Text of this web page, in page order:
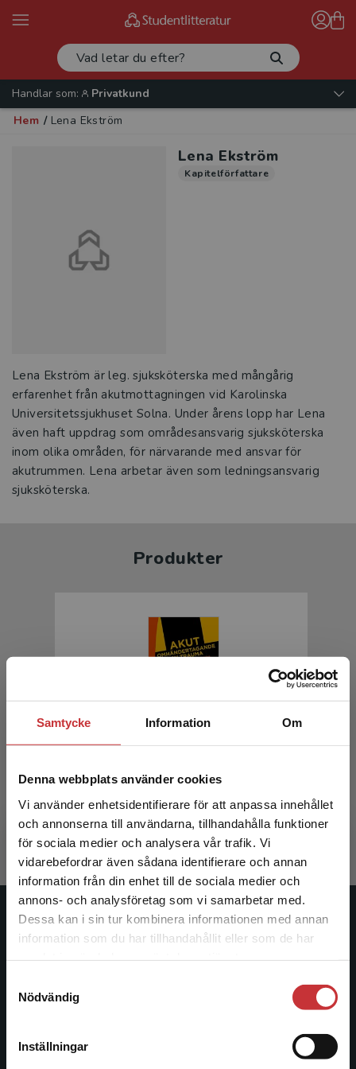
Samtycke Information Om
Denna webbplats använder cookies
Vi använder enhetsidentifierare för att anpassa innehållet
och annonserna till användarna, tillhandahålla funktioner
för sociala medier och analysera vår trafik. Vi
vidarebefordrar även sådana identifierare och annan
information från din enhet till de sociala medier och
annons- och analysföretag som vi samarbetar med.
Dessa kan i sin tur kombinera informationen med annan
information som du har tillhandahållit eller som de har
Nödvändig
Inställningar
Begränsad fraktregion
Det verkar som att du besöker
studentlitteratur.se via en enhet utanför Sverige.
Vi erbjuder inte leveranser utanför Sverige. För
att kunna slutföra ett köp måste
Handlar som:
Privatkund
Hem / Lena Ekström
Lena Ekström
Kapitelförfattare
Lena Ekström är leg. sjuksköterska med mångårig
erfarenhet från akutmottagningen vid Karolinska
Universitetssjukhuset Solna. Under årens lopp har Lena
även haft uppdrag som områdesansvarig sjuksköterska
inom olika områden, för närvarande med ansvar för
akutrummen. Lena arbetar även som ledningsansvarig
sjuksköterska.
Produkter
Akut omhändertagande av trauma
Elmqvist, C - Almerud Österberg, S (red.)
285 krinkl. moms
Exkl. moms: 269 kr
Studentlitteratur
Studentlitteratur grundades 1963 och är idag Sveriges
ledande utbildningsförlag. Med läromedel, kurslitteratur,
facklitteratur, utbildningar och digitala
längs hela kunskapsresan.